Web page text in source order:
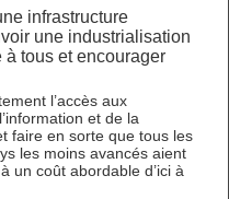
infrastructure
une industrialisation
tous et encourager
l’accès aux
et de la
faire en sorte que tous les
les moins avancés aient
un coût abordable d’ici à